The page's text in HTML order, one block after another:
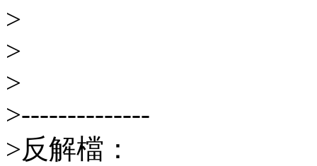
>
>
>
>--------------
>反解檔：